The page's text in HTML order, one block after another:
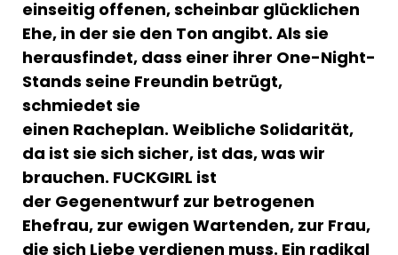
einseitig offenen, scheinbar glücklichen
Ehe, in der sie den Ton angibt. Als sie
herausfindet, dass einer ihrer One-Night-
Stands seine Freundin betrügt,
schmiedet sie
einen Racheplan. Weibliche Solidarität,
da ist sie sich sicher, ist das, was wir
brauchen. FUCKGIRL ist
der Gegenentwurf zur betrogenen
Ehefrau, zur ewigen Wartenden, zur Frau,
die sich Liebe verdienen muss. Ein radikal